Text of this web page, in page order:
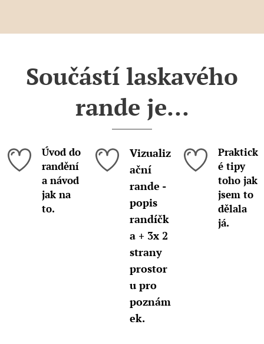
Součástí laskavého
rande je...
Úvod do
randění
a návod
jak na
to.
Vizualiz
ační
rande -
popis
randíčk
a + 3x 2
strany
prostor
u pro
poznám
ek.
Praktick
é tipy
toho jak
jsem to
dělala
já.